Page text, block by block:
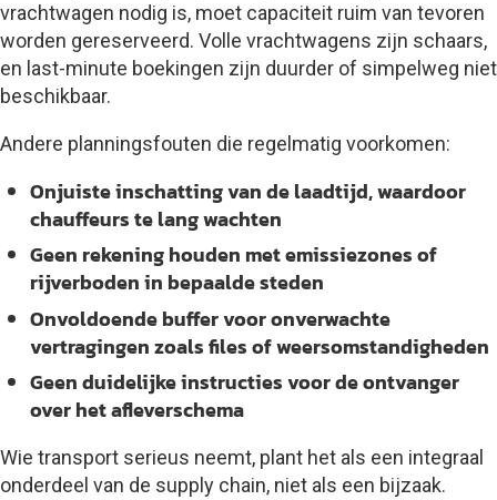
vrachtwagen nodig is, moet capaciteit ruim van tevoren
worden gereserveerd. Volle vrachtwagens zijn schaars,
en last-minute boekingen zijn duurder of simpelweg niet
beschikbaar.
Andere planningsfouten die regelmatig voorkomen:
Onjuiste inschatting van de laadtijd, waardoor
chauffeurs te lang wachten
Geen rekening houden met emissiezones of
rijverboden in bepaalde steden
Onvoldoende buffer voor onverwachte
vertragingen zoals files of weersomstandigheden
Geen duidelijke instructies voor de ontvanger
over het afleverschema
Wie transport serieus neemt, plant het als een integraal
onderdeel van de supply chain, niet als een bijzaak.